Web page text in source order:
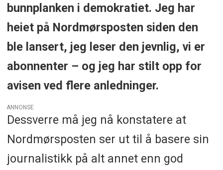
bunnplanken i demokratiet. Jeg har
heiet på Nordmørsposten siden den
ble lansert, jeg leser den jevnlig, vi er
abonnenter – og jeg har stilt opp for
avisen ved flere anledninger.
ANNONSE
Dessverre må jeg nå konstatere at
Nordmørsposten ser ut til å basere sin
journalistikk på alt annet enn god